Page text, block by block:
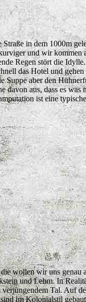
in dem 1000m
und wir
Regen stört die
das Hotel und
Suppe aber den
davon aus, dass es
ist eine
wollen wir uns
und Lehm. In
Tal. Auf
im Kolonialstil